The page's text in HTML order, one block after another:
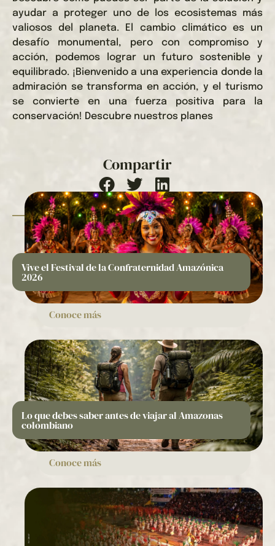
ayudar a proteger uno de los ecosistemas más
valiosos del planeta. El cambio climático es un
desafío monumental, pero con compromiso y
acción, podemos lograr un futuro sostenible y
equilibrado. ¡Bienvenido a una experiencia donde la
admiración se transforma en acción, y el turismo
se convierte en una fuerza positiva para la
conservación! Descubre nuestros planes
Compartir
Vive el Festival de la Confraternidad Amazónica
2026
Conoce más
Lo que debes saber antes de viajar al Amazonas
colombiano
Conoce más